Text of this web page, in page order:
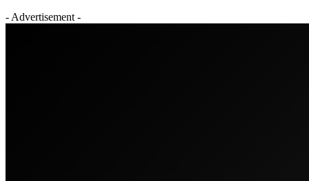
- Advertisement -